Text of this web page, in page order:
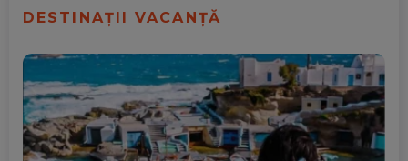
DESTINAȚII VACANȚĂ